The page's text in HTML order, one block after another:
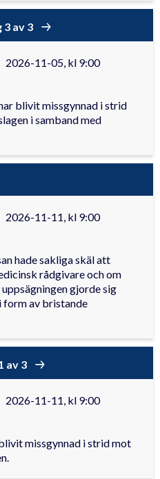
3 av 3
2026-11-05, kl 9:00
blivit missgynnad i strid
i samband med
2026-11-11, kl 9:00
hade sakliga skäl att
rådgivare och om
gjorde sig
av bristande
av 3
2026-11-11, kl 9:00
missgynnad i strid mot